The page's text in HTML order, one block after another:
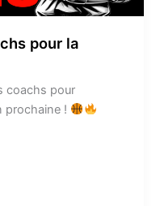
pour la
coachs pour
prochaine !